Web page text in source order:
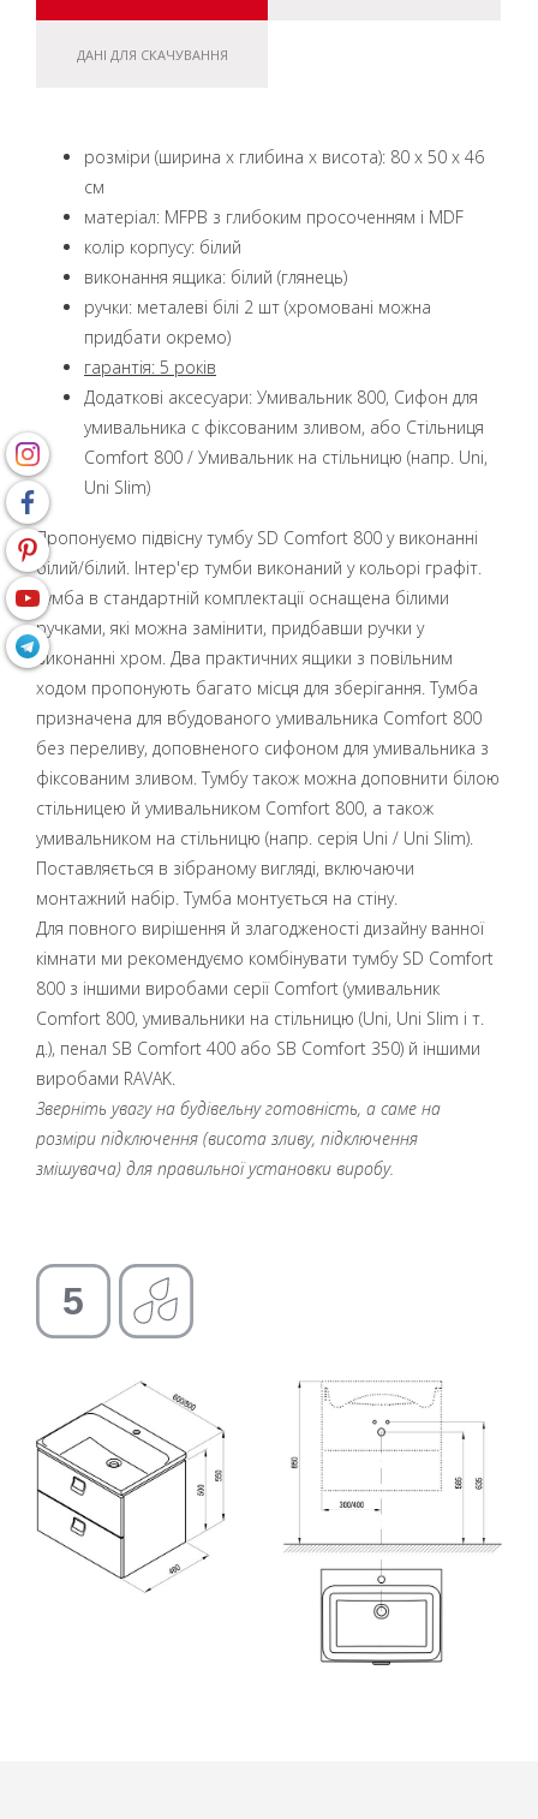
ДАНІ ДЛЯ СКАЧУВАННЯ
розміри (ширина x глибина x висота): 80 x 50 x 46
см
матеріал: MFPB з глибоким просоченням і MDF
колір корпусу: білий
виконання ящика: білий (глянець)
ручки: металеві білі 2 шт (хромовані можна
придбати окремо)
гарантія: 5 років
Додаткові аксесуари: Умивальник 800, Сифон для
умивальника с фіксованим зливом, або Стільниця
Comfort 800 / Умивальник на стільницю (напр. Uni,
Uni Slim)
Пропонуємо підвісну тумбу SD Comfort 800 у виконанні
білий/білий. Інтер'єр тумби виконаний у кольорі графіт.
Тумба в стандартній комплектації оснащена білими
ручками, які можна замінити, придбавши ручки у
виконанні хром. Два практичних ящики з повільним
ходом пропонують багато місця для зберігання. Тумба
призначена для вбудованого умивальника Comfort 800
без переливу, доповненого сифоном для умивальника з
фіксованим зливом. Тумбу також можна доповнити білою
стільницею й умивальником Comfort 800, а також
умивальником на стільницю (напр. серія Uni / Uni Slim).
Поставляється в зібраному вигляді, включаючи
монтажний набір. Тумба монтується на стіну.
Для повного вирішення й злагодженості дизайну ванної
кімнати ми рекомендуємо комбінувати тумбу SD Comfort
800 з іншими виробами серії Comfort (умивальник
Comfort 800, умивальники на стільницю (Uni, Uni Slim і т.
д.), пенал SB Comfort 400 або SB Comfort 350) й іншими
виробами RAVAK.
Зверніть увагу на будівельну готовність, а саме на
розміри підключення (висота зливу, підключення
змішувача) для правильної установки виробу.